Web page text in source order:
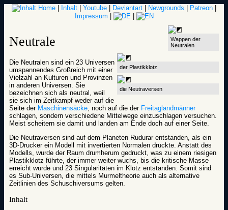
Home Inhalt Youtube Deviantart Newgrounds Patreon
Impressum
|
Wappen der
Neutralen
der Plastikklotz
die Neutraversen
Neutrale
Die Neutralen sind ein 23 Universen
umspannendes Großreich mit einer
Vielzahl an Kulturen und Provinzen
in anderen Universen. Sie
bezeichnen sich als neutral, weil
sie sich im Zeitkampf weder auf die
Seite der Maschinensäcke , noch auf die der Freitaglandmänner
schlagen, sondern verschiedene Mittelwege einzuschlagen versuchen.
Meist scheitern sie damit und landen am Ende doch auf einer Seite.
Die Neutraversen sind auf dem Planeten Rudurar entstanden, als ein
3D-Drucker ein Modell mit invertierten Normalen druckte. Anstatt des
Modells, wurde der Raum drumherum gedruckt, was zu einem riesigen
Plastikklotz führte, der immer weiter wuchs, bis die kritische Masse
erreicht wurde und 23 Singularitäten im Klotz entstanden. Somit sind
es Sub-Universen, die mittels Murmeltheorie auch als alternative
Zeitlinien des Schuschiversums gelten.
Inhalt